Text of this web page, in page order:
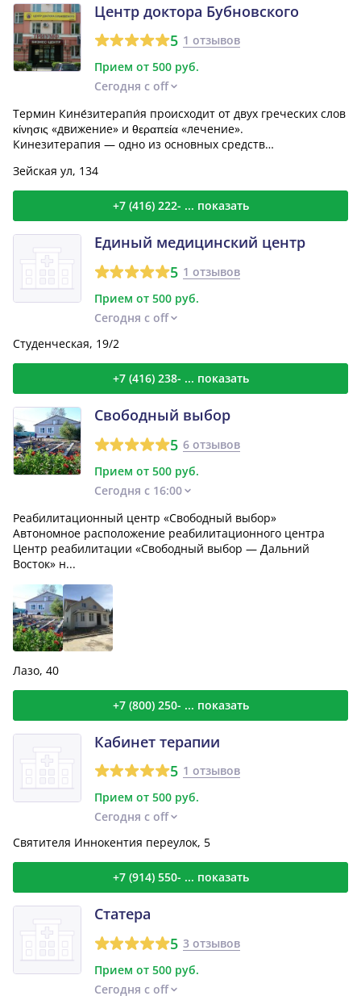
Центр доктора Бубновского
5 1 отзывов
Прием от 500 руб.
Сегодня с off
Термин Кине́зитерапи́я происходит от двух греческих слов
κίνησις «движение» и θεραπεία «лечение».
Кинезитерапия — одно из основных средств
Зейская ул, 134
+7 (416) 222- ... показать
Единый медицинский центр
5 1 отзывов
Прием от 500 руб.
Сегодня с off
Студенческая, 19/2
+7 (416) 238- ... показать
Свободный выбор
5 6 отзывов
Прием от 500 руб.
Сегодня с 16:00
Реабилитационный центр «Свободный выбор»
Автономное расположение реабилитационного центра
Центр реабилитации «Свободный выбор — Дальний
Восток» н...
Лазо, 40
+7 (800) 250- ... показать
Кабинет терапии
5 1 отзывов
Прием от 500 руб.
Сегодня с off
Святителя Иннокентия переулок, 5
+7 (914) 550- ... показать
Статера
5 3 отзывов
Прием от 500 руб.
Сегодня с off